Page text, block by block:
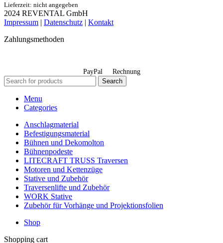
Lieferzeit: nicht angegeben
2024 REVENTAL GmbH
Impressum | Datenschutz | Kontakt
Zahlungsmethoden
PayPal Rechnung
Search
Menu
Categories
Anschlagmaterial
Befestigungsmaterial
Bühnen und Dekomolton
Bühnenpodeste
LITECRAFT TRUSS Traversen
Motoren und Kettenzüge
Stative und Zubehör
Traversenlifte und Zubehör
WORK Stative
Zubehör für Vorhänge und Projektionsfolien
Shop
Shopping cart